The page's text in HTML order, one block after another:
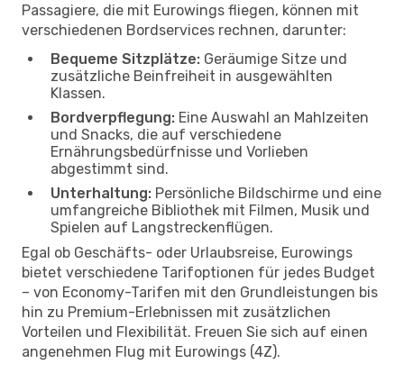
Passagiere, die mit Eurowings fliegen, können mit
verschiedenen Bordservices rechnen, darunter:
Bequeme Sitzplätze: Geräumige Sitze und
zusätzliche Beinfreiheit in ausgewählten
Klassen.
Bordverpflegung: Eine Auswahl an Mahlzeiten
und Snacks, die auf verschiedene
Ernährungsbedürfnisse und Vorlieben
abgestimmt sind.
Unterhaltung: Persönliche Bildschirme und eine
umfangreiche Bibliothek mit Filmen, Musik und
Spielen auf Langstreckenflügen.
Egal ob Geschäfts- oder Urlaubsreise, Eurowings
bietet verschiedene Tarifoptionen für jedes Budget
– von Economy-Tarifen mit den Grundleistungen bis
hin zu Premium-Erlebnissen mit zusätzlichen
Vorteilen und Flexibilität. Freuen Sie sich auf einen
angenehmen Flug mit Eurowings (4Z).